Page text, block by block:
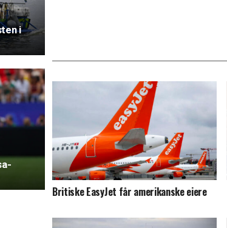
i
Britiske EasyJet får amerikanske eiere